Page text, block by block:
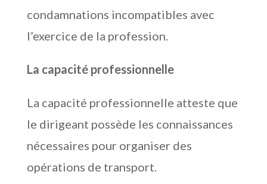
condamnations incompatibles avec
l’exercice de la profession.
La capacité professionnelle
La capacité professionnelle atteste que
le dirigeant possède les connaissances
nécessaires pour organiser des
opérations de transport.